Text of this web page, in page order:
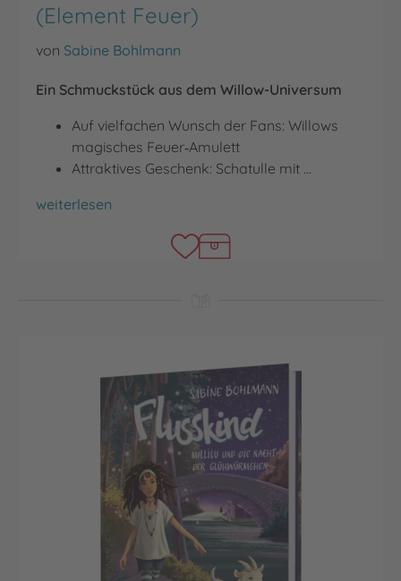
(Element Feuer)
von Sabine Bohlmann
Ein Schmuckstück aus dem Willow-Universum
Auf vielfachen Wunsch der Fans: Willows
magisches Feuer‑Amulett
Attraktives Geschenk: Schatulle mit …
Halskette mit Anhänger (Element Feuer)
weiterlesen